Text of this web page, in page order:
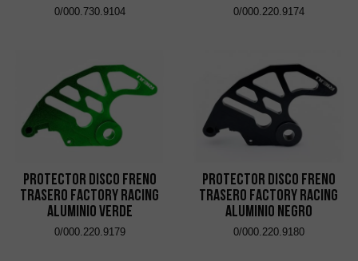
0/000.730.9104 0/000.220.9174
Protector Disco Freno
Trasero Factory Racing
Aluminio Verde
0/000.220.9179
Protector Disco Freno
Trasero Factory Racing
Aluminio Negro
0/000.220.9180